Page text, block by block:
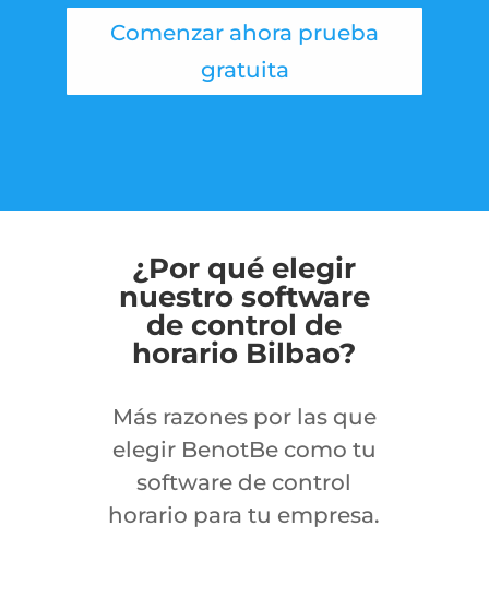
Comenzar ahora prueba
gratuita
¿Por qué elegir
nuestro software
de control de
horario Bilbao?
Más razones por las que
elegir BenotBe como tu
software de control
horario para tu empresa.